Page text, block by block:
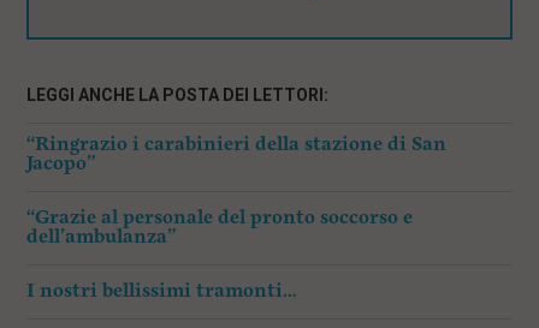
LEGGI ANCHE LA POSTA DEI LETTORI:
“Ringrazio i carabinieri della stazione di San
Jacopo”
“Grazie al personale del pronto soccorso e
dell’ambulanza”
I nostri bellissimi tramonti…